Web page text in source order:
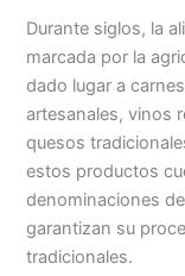
Durante siglos, la
marcada por la
dado lugar a
artesanales, vinos
quesos
estos productos
denominaciones
garantizan su
tradicionales.